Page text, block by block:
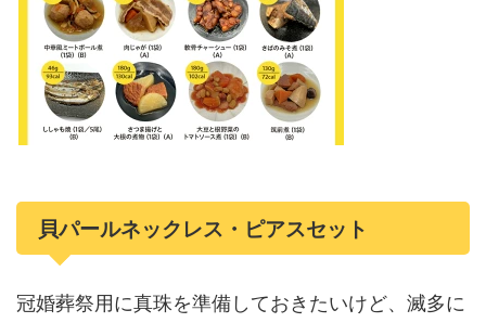
貝パールネックレス・ピアスセット
冠婚葬祭用に真珠を準備しておきたいけど、滅多に